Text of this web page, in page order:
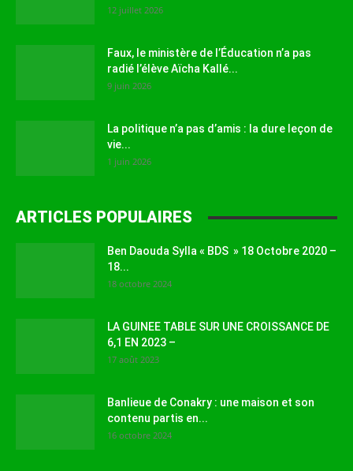
12 juillet 2026
Faux, le ministère de l’Éducation n’a pas
radié l’élève Aïcha Kallé...
9 juin 2026
La politique n’a pas d’amis : la dure leçon de
vie...
1 juin 2026
ARTICLES POPULAIRES
Ben Daouda Sylla « BDS » 18 Octobre 2020 –
18...
18 octobre 2024
LA GUINEE TABLE SUR UNE CROISSANCE DE
6,1 EN 2023 –
17 août 2023
Banlieue de Conakry : une maison et son
contenu partis en...
16 octobre 2024